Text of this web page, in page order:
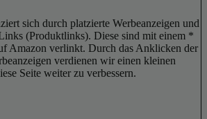
sich durch platzierte Werbeanzeigen und
(Produktlinks). Diese sind mit einem *
Amazon verlinkt. Durch das Anklicken der
verdienen wir einen kleinen
Seite weiter zu verbessern.